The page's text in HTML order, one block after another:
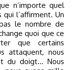
n’importe quel
qui l’affirment. Un
le nombre de
quoi que ce
que certains
attaquent, nous
du doigt… Nous